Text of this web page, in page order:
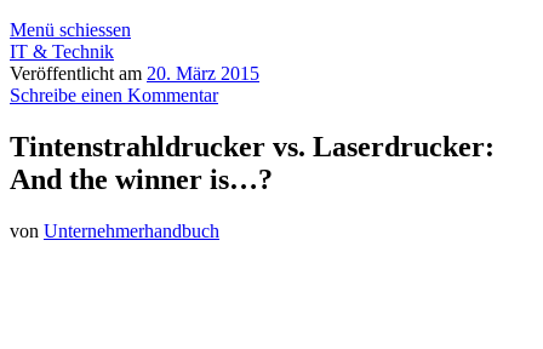
Menü schiessen
IT & Technik
Veröffentlicht am 20. März 2015
Schreibe einen Kommentar
Tintenstrahldrucker vs. Laserdrucker:
And the winner is…?
von Unternehmerhandbuch